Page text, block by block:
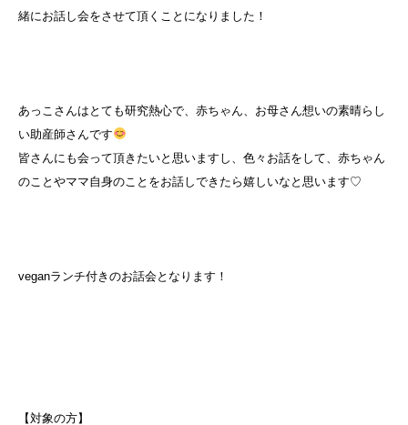
緒にお話し会をさせて頂くことになりました！
あっこさんはとても研究熱心で、赤ちゃん、お母さん想いの素晴らし
い助産師さんです
皆さんにも会って頂きたいと思いますし、色々お話をして、赤ちゃん
のことやママ自身のことをお話しできたら嬉しいなと思います♡
veganランチ付きのお話会となります！
【対象の方】